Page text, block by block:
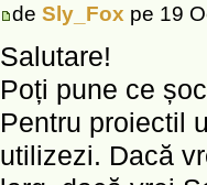
deSly_Fox pe 19
Salutare!
Poți pune ce
Pentru proiectil
utilizezi. Dacă